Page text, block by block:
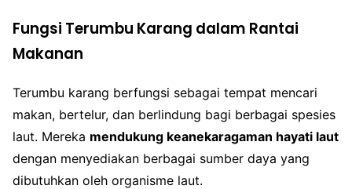
Fungsi Terumbu Karang dalam Rantai
Makanan
Terumbu karang berfungsi sebagai tempat mencari
makan, bertelur, dan berlindung bagi berbagai spesies
laut. Mereka mendukung keanekaragaman hayati laut
dengan menyediakan berbagai sumber daya yang
dibutuhkan oleh organisme laut.